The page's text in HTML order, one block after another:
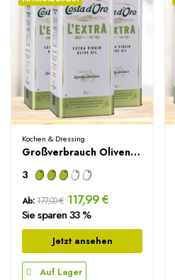
Kochen & Dressing
Großverbrauch Olivenöl Sparpaket – 9L
3
Ab: 177,00 € 117,99 €
Sie sparen 33 %
Jetzt ansehen
Auf Lager